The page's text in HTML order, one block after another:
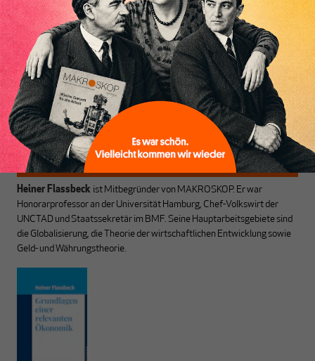
Recherchen, ihrem Wissen
und ihrem Enthusiasmus.
Gemeinsam scheren wir
aus den schmaler
werdenden Leitplanken
des Denkens aus.
MAKROSKOP
Schon Abonnent? Dann
hiereinloggen!
Heiner Flassbeck ist Mitbegründer von MAKROSKOP. Er war
Honorarprofessor an der Universität Hamburg, Chef-Volkswirt der
UNCTAD und Staatssekretär im BMF. Seine Hauptarbeitsgebiete sind
die Globalisierung, die Theorie der wirtschaftlichen Entwicklung sowie
Geld- und Währungstheorie.